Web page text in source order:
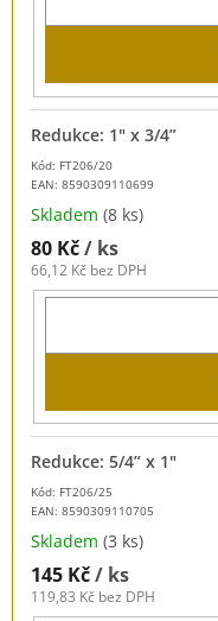
Kód: FT206/20
EAN: 8590309110699
Redukce: 1" x 3/4”
Skladem (8 ks)
80 Kč/ ks
66,12 Kč bez DPH
Kód: FT206/25
EAN: 8590309110705
Redukce: 5/4” x 1"
Skladem (3 ks)
145 Kč/ ks
119,83 Kč bez DPH